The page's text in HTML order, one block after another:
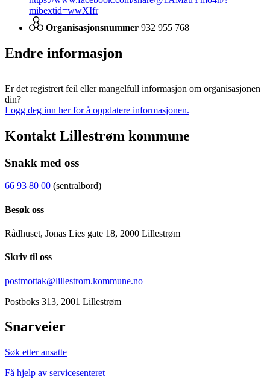
mibextid=wwXIfr
Organisasjonsnummer 932 955 768
Endre informasjon
Er det registrert feil eller mangelfull informasjon om organisasjonen
din?
Logg deg inn her for å oppdatere informasjonen.
Kontakt Lillestrøm kommune
Snakk med oss
66 93 80 00 (sentralbord)
Besøk oss
Rådhuset, Jonas Lies gate 18, 2000 Lillestrøm
Skriv til oss
postmottak@lillestrom.kommune.no
Postboks 313, 2001 Lillestrøm
Snarveier
Søk etter ansatte
Få hjelp av servicesenteret